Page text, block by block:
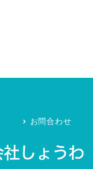
お問合わせ